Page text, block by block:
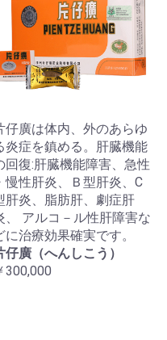
仔廣は体内、外のあらゆ
炎症を鎮める。肝臓機能
回復:肝臓機能障害、急性
慢性肝炎、Ｂ型肝炎、C
肝炎、脂肪肝、劇症肝
、 アルコ－ル性肝障害な
に治療効果確実です。
仔廣（へんしこう）
300,000